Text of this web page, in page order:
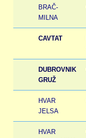
BRAČ-
MILNA
CAVTAT
DUBROVNIK
GRUŽ
HVAR
JELSA
HVAR